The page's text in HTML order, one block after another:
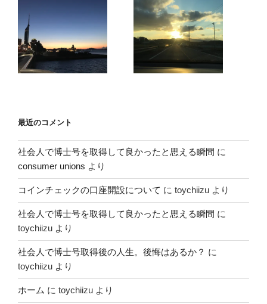
最近のコメント
社会人で博士号を取得して良かったと思える瞬間 に
consumer unions より
コインチェックの口座開設について に toychiizu より
社会人で博士号を取得して良かったと思える瞬間 に
toychiizu より
社会人で博士号取得後の人生。後悔はあるか？ に
toychiizu より
ホーム に toychiizu より